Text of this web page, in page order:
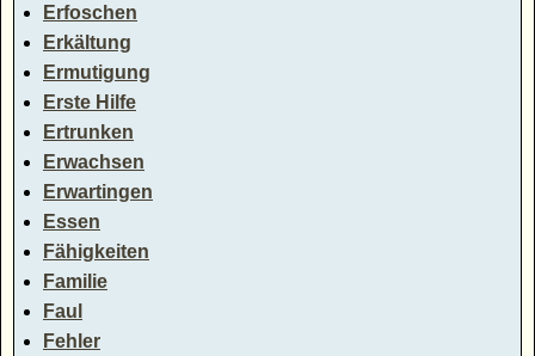
Erfoschen
Erkältung
Ermutigung
Erste Hilfe
Ertrunken
Erwachsen
Erwartingen
Essen
Fähigkeiten
Familie
Faul
Fehler